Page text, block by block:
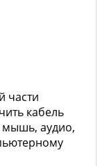
части
кабель
мышь, аудио,